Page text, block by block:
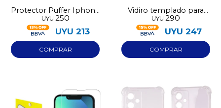
Protector Puffer Iphone
14 Rosado
UYU 250
UYU 213
Vidiro templado para
Samsung A07
UYU 290
UYU 247